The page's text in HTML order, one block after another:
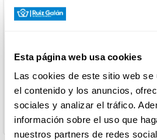
Esta página web usa cookies
Las cookies de este sitio web se
el contenido y los anuncios,
sociales y analizar el tráfico.
información sobre el uso que
nuestros partners de redes
DROGUERÍA
Denominación de alimento:
Nombre de Operador:
Ctra N-332, Km. 206,9 46780 Oliva
Cantidad neta:
250 ml